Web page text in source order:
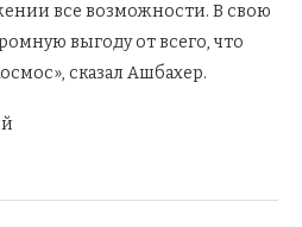
все возможности. В свою
выгоду от всего, что
сказал Ашбахер.